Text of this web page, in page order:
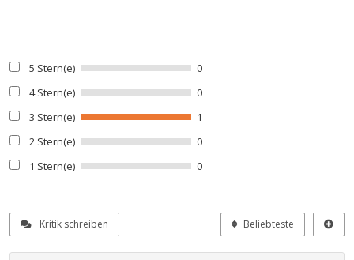
5 Stern(e)
0
4 Stern(e)
0
3 Stern(e)
1
2 Stern(e)
0
1 Stern(e)
0
Kritik schreiben Beliebteste